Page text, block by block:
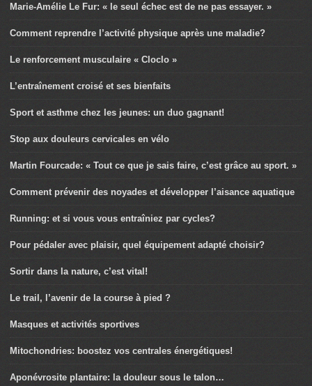
Marie-Amélie Le Fur: « le seul échec est de ne pas essayer. »
Comment reprendre l’activité physique après une maladie?
Le renforcement musculaire « Cloclo »
L’entraînement croisé et ses bienfaits
Sport et asthme chez les jeunes: un duo gagnant!
Stop aux douleurs cervicales en vélo
Martin Fourcade: « Tout ce que je sais faire, c’est grâce au sport. »
Comment prévenir des noyades et développer l’aisance aquatique
Running: et si vous vous entraîniez par cycles?
Pour pédaler avec plaisir, quel équipement adapté choisir?
Sortir dans la nature, c’est vital!
Le trail, l’avenir de la course à pied ?
Masques et activités sportives
Mitochondries: boostez vos centrales énergétiques!
Aponévrosite plantaire: la douleur sous le talon…